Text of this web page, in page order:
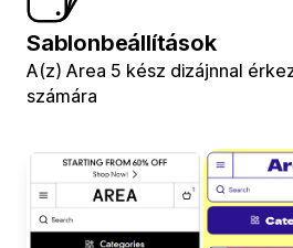
Sablonbeállítások
A(z) Area 5 kész dizájnnal
számára